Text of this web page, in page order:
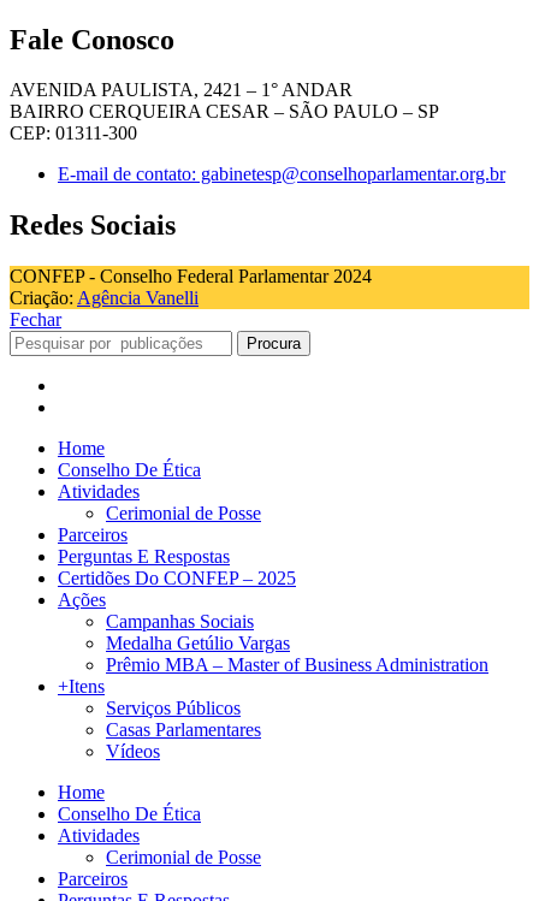
Fale Conosco
AVENIDA PAULISTA, 2421 – 1° ANDAR
BAIRRO CERQUEIRA CESAR – SÃO PAULO – SP
CEP: 01311-300
E-mail de contato: gabinetesp@conselhoparlamentar.org.br
Redes Sociais
CONFEP - Conselho Federal Parlamentar 2024
Criação: Agência Vanelli
Fechar
Procura
Home
Conselho De Ética
Atividades
Cerimonial de Posse
Parceiros
Perguntas E Respostas
Certidões Do CONFEP – 2025
Ações
Campanhas Sociais
Medalha Getúlio Vargas
Prêmio MBA – Master of Business Administration
+Itens
Serviços Públicos
Casas Parlamentares
Vídeos
Home
Conselho De Ética
Atividades
Cerimonial de Posse
Parceiros